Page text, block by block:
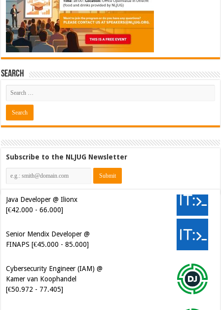
Search
Subscribe to the NLJUG Newsletter
Java Developer @ Ilionx
[€42.000 - 66.000]
Senior Mendix Developer @
FINAPS [€45.000 - 85.000]
Cybersecurity Engineer (IAM) @
Kamer van Koophandel
[€50.972 - 77.405]